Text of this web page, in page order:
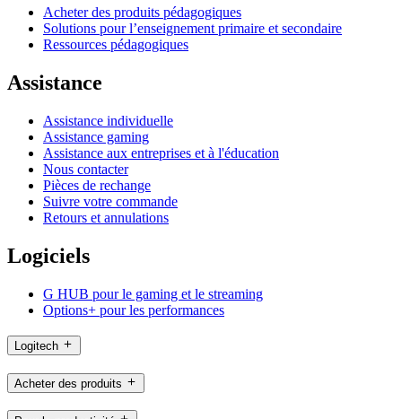
Acheter des produits pédagogiques
Solutions pour l’enseignement primaire et secondaire
Ressources pédagogiques
Assistance
Assistance individuelle
Assistance gaming
Assistance aux entreprises et à l'éducation
Nous contacter
Pièces de rechange
Suivre votre commande
Retours et annulations
Logiciels
G HUB pour le gaming et le streaming
Options+ pour les performances
Logitech
Acheter des produits